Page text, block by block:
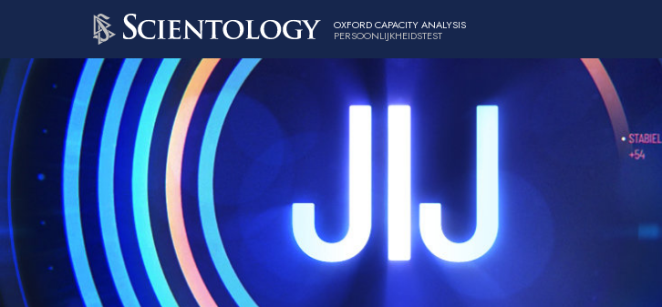
OXFORD CAPACITY ANALYSIS
PERSOONLIJKHEIDSTEST